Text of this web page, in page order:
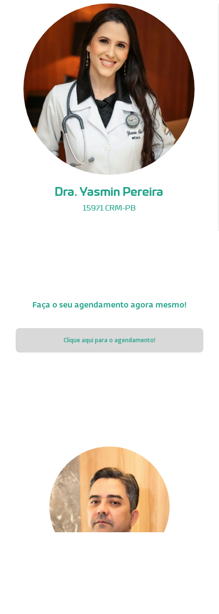
Dra. Yasmin Pereira
15971 CRM-PB
Faça o seu agendamento agora mesmo!
Clique aqui para o agendamento!